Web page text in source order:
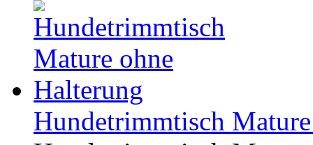
Hundetrimmtisch